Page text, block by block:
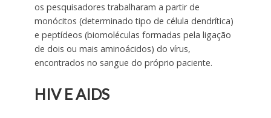
os pesquisadores trabalharam a partir de
monócitos (determinado tipo de célula dendrítica)
e peptídeos (biomoléculas formadas pela ligação
de dois ou mais aminoácidos) do vírus,
encontrados no sangue do próprio paciente.
HIV E AIDS